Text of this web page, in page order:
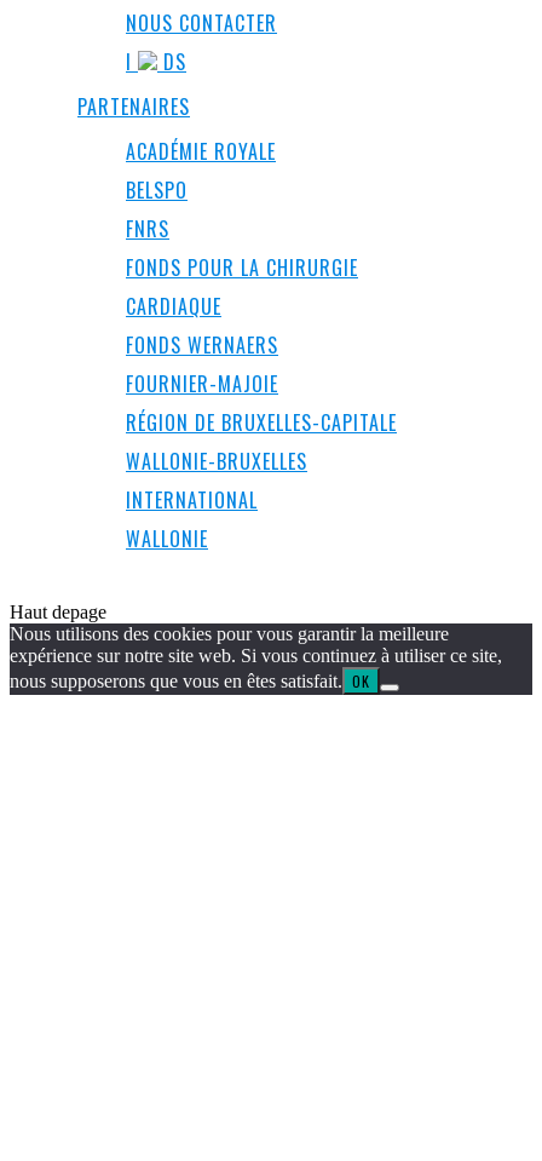
NOUS CONTACTER
I
DS
PARTENAIRES
ACADÉMIE ROYALE
BELSPO
FNRS
FONDS POUR LA CHIRURGIE
CARDIAQUE
FONDS WERNAERS
FOURNIER-MAJOIE
RÉGION DE BRUXELLES-CAPITALE
WALLONIE-BRUXELLES
INTERNATIONAL
WALLONIE
Haut depage
Nous utilisons des cookies pour vous garantir la meilleure
expérience sur notre site web. Si vous continuez à utiliser ce site,
nous supposerons que vous en êtes satisfait. OK